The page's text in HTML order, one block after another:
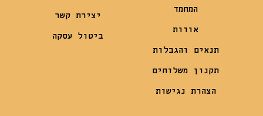
המחמד
אודות
תנאים והגבלות
תקנון משלוחים
הצהרת נגישות
יצירת קשר
ביטול עסקה